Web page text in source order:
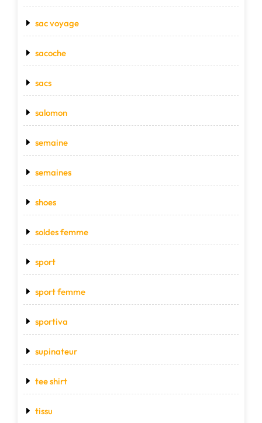
sac voyage
sacoche
sacs
salomon
semaine
semaines
shoes
soldes femme
sport
sport femme
sportiva
supinateur
tee shirt
tissu